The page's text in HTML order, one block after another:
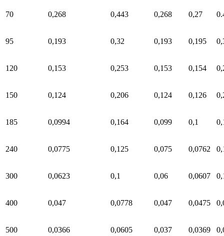
70 0,268 0,443 0,268 0,27
95 0,193 0,32 0,193 0,195
120 0,153 0,253 0,153 0,154
150 0,124 0,206 0,124 0,126
185 0,0994 0,164 0,099 0,1
240 0,0775 0,125 0,075 0,0762
300 0,0623 0,1 0,06 0,0607
400 0,047 0,0778 0,047 0,0475
500 0,0366 0,0605 0,037 0,0369